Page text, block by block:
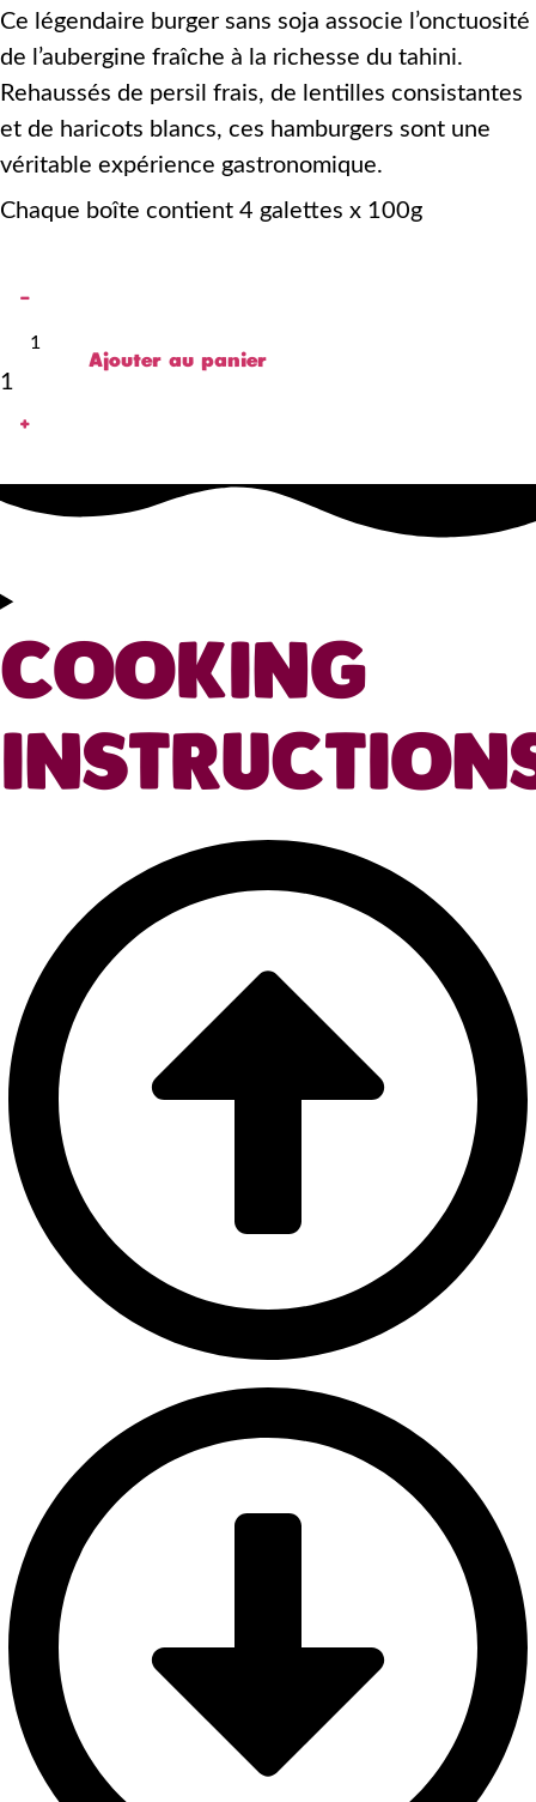
Ce légendaire burger sans soja associe l’onctuosité
de l’aubergine fraîche à la richesse du tahini.
Rehaussés de persil frais, de lentilles consistantes
et de haricots blancs, ces hamburgers sont une
véritable expérience gastronomique.
Chaque boîte contient 4 galettes x 100g
-
1
+
Ajouter au panier
COOKING